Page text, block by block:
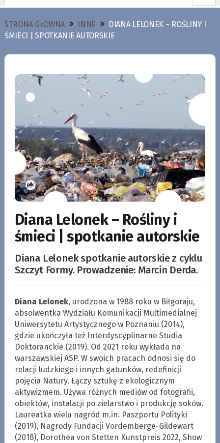
STRONA GŁÓWNA INNE
DIANA LELONEK – ROŚLINY I
ŚMIECI | SPOTKANIE AUTORSKIE
Diana Lelonek – Rośliny i
śmieci | spotkanie autorskie
Diana Lelonek spotkanie autorskie z cyklu
Szczyt Formy. Prowadzenie: Marcin Derda.
Diana Lelonek, urodzona w 1988 roku w Biłgoraju,
absolwentka Wydziału Komunikacji Multimedialnej
Uniwersytetu Artystycznego w Poznaniu (2014),
gdzie ukończyła też Interdyscyplinarne Studia
Doktoranckie (2019). Od 2021 roku wykłada na
warszawskiej ASP. W swoich pracach odnosi się do
relacji ludzkiego i innych gatunków, redefinicji
pojęcia Natury. Łączy sztukę z ekologicznym
aktywizmem. Używa różnych mediów od fotografii,
obiektów, instalacji po zielarstwo i produkcję soków.
Laureatka wielu nagród m.in. Paszportu Polityki
(2019), Nagrody Fundacji Vordemberge-Gildewart
(2018), Dorothea von Stetten Kunstpreis 2022, Show